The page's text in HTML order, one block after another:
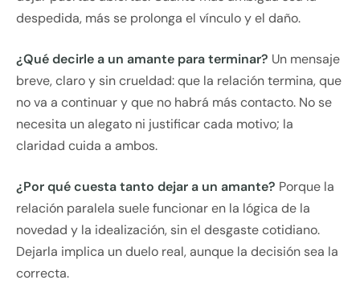
despedida, más se prolonga el vínculo y el daño.
¿Qué decirle a un amante para terminar? Un mensaje
breve, claro y sin crueldad: que la relación termina, que
no va a continuar y que no habrá más contacto. No se
necesita un alegato ni justificar cada motivo; la
claridad cuida a ambos.
¿Por qué cuesta tanto dejar a un amante? Porque la
relación paralela suele funcionar en la lógica de la
novedad y la idealización, sin el desgaste cotidiano.
Dejarla implica un duelo real, aunque la decisión sea la
correcta.